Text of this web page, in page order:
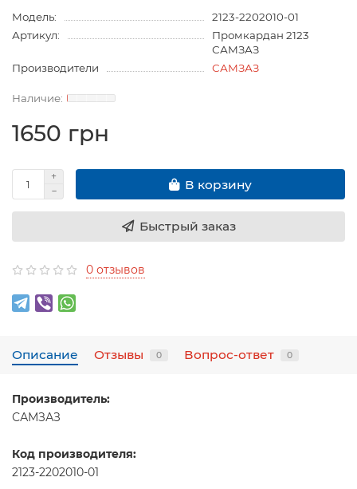
Модель:
2123-2202010-01
Артикул:
Промкардан 2123
САМЗАЗ
Производители
САМЗАЗ
1650 грн
В корзину
Быстрый заказ
0 отзывов
Описание Отзывы 0 Вопрос-ответ 0
Производитель:
САМЗАЗ
Код производителя:
2123-2202010-01